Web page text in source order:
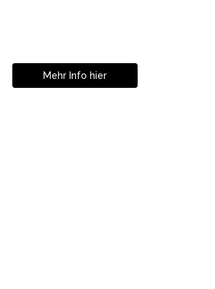
Mehr Info hier